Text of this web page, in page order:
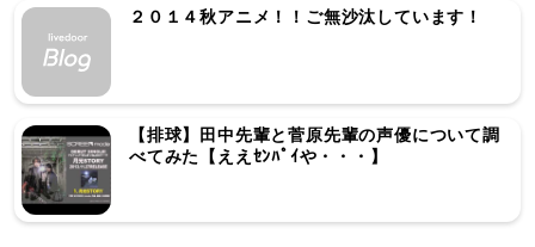
２０１４秋アニメ！！ご無沙汰しています！
【排球】田中先輩と菅原先輩の声優について調
べてみた【ええｾﾝﾊﾟｲや・・・】